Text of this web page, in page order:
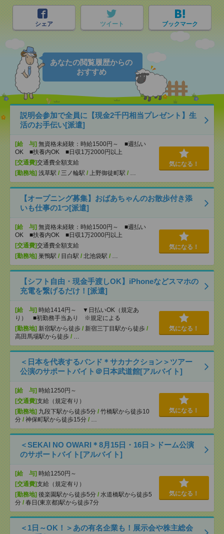
シェア ツイート ブックマーク
あなたの閲覧履歴からの
おすすめ
説明会参加で全員に【現金2千円相当プレゼント】生
活のお手伝い[派遣]
[給 与] 無資格未経験：時給1500円～ ■週払い
OK ■扶養内OK ■日収1万2000円以上
[交通費]交通費全額支給
[勤務地] 浅草駅 / 三ノ輪駅 / 上野御徒町駅 / …
気になる！
【オープニング募集】おばあちゃんのお散歩付き添
いも仕事の1つ[派遣]
[給 与] 無資格未経験：時給1500円～ ■週払い
OK ■扶養内OK ■日収1万2000円以上
[交通費]交通費全額支給
[勤務地] 巣鴨駅 / 目白駅 / 北池袋駅 / …
気になる！
【シフト自由・現金手渡しOK】iPhoneなどスマホの
充電を繋げるだけ！[派遣]
[給 与] 時給1414円～ ▼日払いOK（規定あ
り） ■初勤務手当あり ※規定による
[勤務地] 新宿駅から徒歩 / 新宿三丁目駅から徒歩 /
高田馬場駅から徒歩 / …
気になる！
＜日本を代表するバンド＊サカナクション＞ツアー
公演のサポートバイト＠日本武道館[アルバイト]
[給 与] 時給1250円～
[交通費]支給（規定有り）
[勤務地] 九段下駅から徒歩5分 / 竹橋駅から徒歩10
分 / 神保町駅から徒歩15分 / …
気になる！
＜SEKAI NO OWARI＊8月15日・16日＞ドーム公演
のサポートバイト[アルバイト]
[給 与] 時給1250円～
[交通費]支給（規定有り）
[勤務地] 後楽園駅から徒歩5分 / 水道橋駅から徒歩5
分 / 春日(東京都)駅から徒歩7分
気になる！
＜1日～OK！＞あの有名企業も！展示会や株主総会